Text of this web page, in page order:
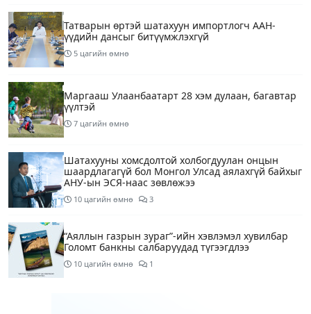
Татварын өртэй шатахуун импортлогч ААН-
үүдийн дансыг битүүмжлэхгүй
5 цагийн өмнө
Маргааш Улаанбаатарт 28 хэм дулаан, багавтар
үүлтэй
7 цагийн өмнө
Шатахууны хомсдолтой холбогдуулан онцын
шаардлагагүй бол Монгол Улсад аялахгүй байхыг
АНУ-ын ЭСЯ-наас зөвлөжээ
10 цагийн өмнө 3
“Аяллын газрын зураг”-ийн хэвлэмэл хувилбар
Голомт банкны салбаруудад түгээгдлээ
10 цагийн өмнө 1